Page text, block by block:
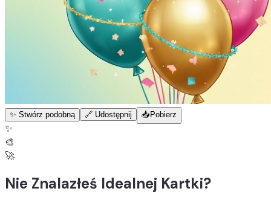
✨ Stwórz podobną 🔗 Udostępnij 📥 Pobierz
✨
🎨
🚀
Nie Znalazłeś Idealnej Kartki?